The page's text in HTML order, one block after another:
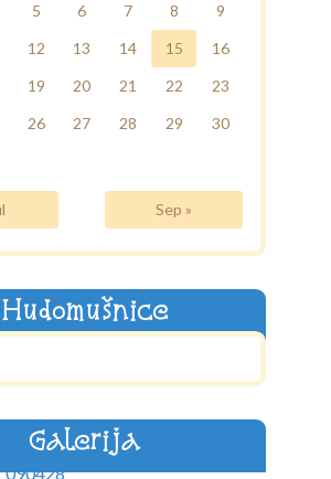
5 6 7 8
9
12 13 14 15
16
19 20 21 22
23
26 27 28 29
30
Sep »
Hudomušnice
Galerija